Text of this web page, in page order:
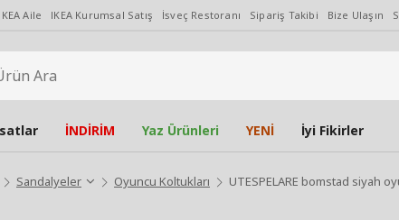
IKEA Aile IKEA Kurumsal Satış İsveç Restoranı Sipariş Takibi Bize Ulaşın
İNDİRİM Yaz Ürünleri YENİ İyi Fikirler
Sandalyeler Oyuncu Koltukları UTESPELARE bomstad siyah